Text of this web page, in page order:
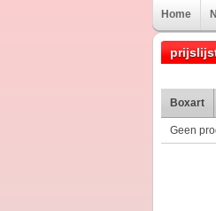
Home
Boxart
Geen